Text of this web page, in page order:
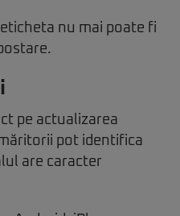
nu mai poate fi
pe actualizarea
pot identifica
are caracter